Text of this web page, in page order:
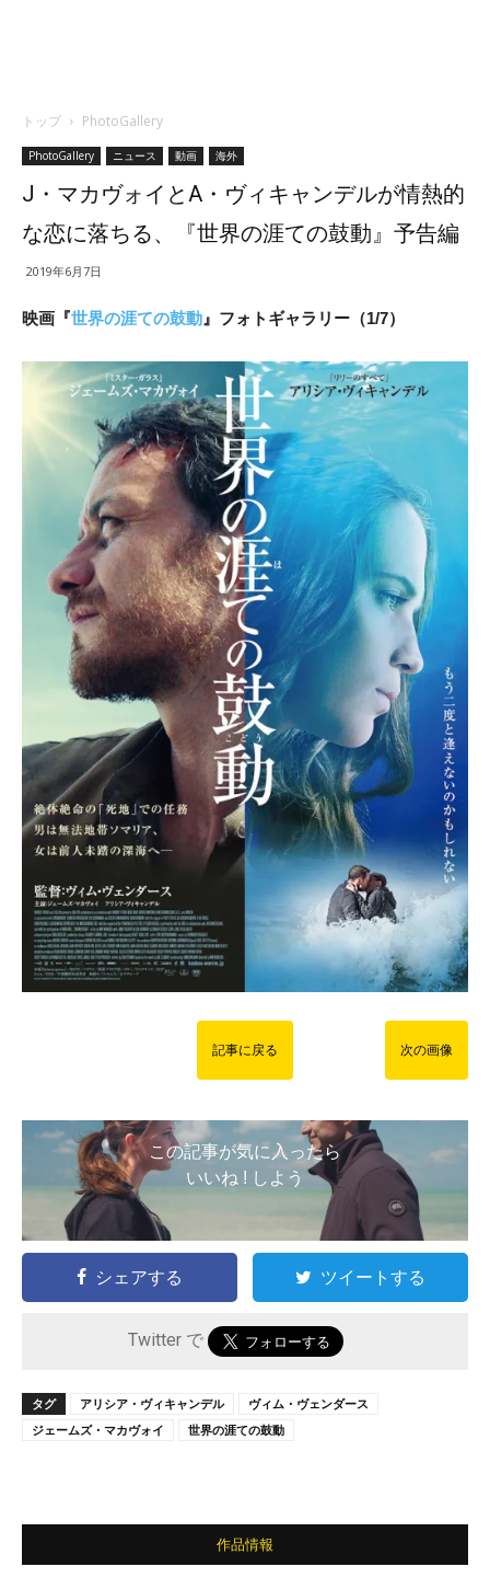
トップ PhotoGallery
PhotoGallery ニュース 動画 海外
J・マカヴォイとA・ヴィキャンデルが情熱的
な恋に落ちる、『世界の涯ての鼓動』予告編
2019年6月7日
映画『世界の涯ての鼓動 』フォトギャラリー（1/7）
記事に戻る 次の画像
この記事が気に入ったら
いいね ! しよう
シェアする ツイートする
Twitter で
タグ アリシア・ヴィキャンデル
ヴィム・ヴェンダース
ジェームズ・マカヴォイ
世界の涯ての鼓動
作品情報